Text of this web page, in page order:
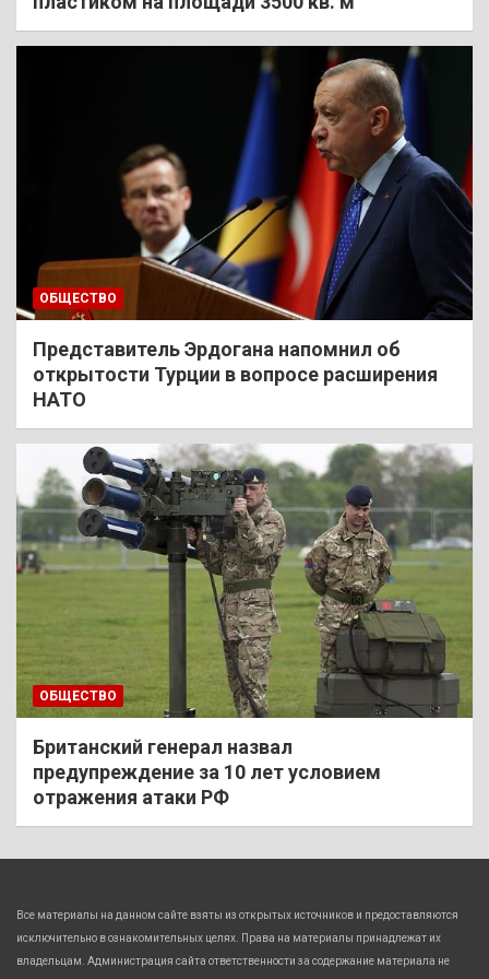
ОБЩЕСТВО
Представитель Эрдогана напомнил об
открытости Турции в вопросе расширения
НАТО
ОБЩЕСТВО
Британский генерал назвал
предупреждение за 10 лет условием
отражения атаки РФ
Все материалы на данном сайте взяты из открытых источников и предоставляются
исключительно в ознакомительных целях. Права на материалы принадлежат их
владельцам. Администрация сайта ответственности за содержание материала не